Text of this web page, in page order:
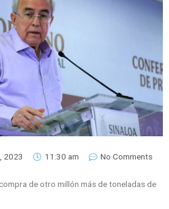
2023 11:30 am No Comments
de otro millón más de toneladas de